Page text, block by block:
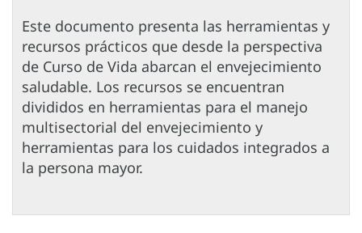
Este documento presenta las herramientas y
recursos prácticos que desde la perspectiva
de Curso de Vida abarcan el envejecimiento
saludable. Los recursos se encuentran
divididos en herramientas para el manejo
multisectorial del envejecimiento y
herramientas para los cuidados integrados a
la persona mayor.